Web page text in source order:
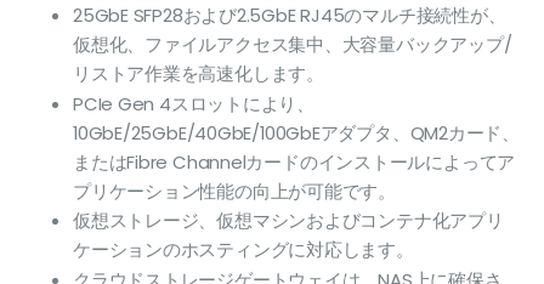
25GbE SFP28および2.5GbE RJ45のマルチ接続性が、
仮想化、ファイルアクセス集中、大容量バックアップ/
リストア作業を高速化します。
PCIe Gen 4スロットにより、
10GbE/25GbE/40GbE/100GbEアダプタ、QM2カード、
またはFibre Channelカードのインストールによってア
プリケーション性能の向上が可能です。
仮想ストレージ、仮想マシンおよびコンテナ化アプリ
ケーションのホスティングに対応します。